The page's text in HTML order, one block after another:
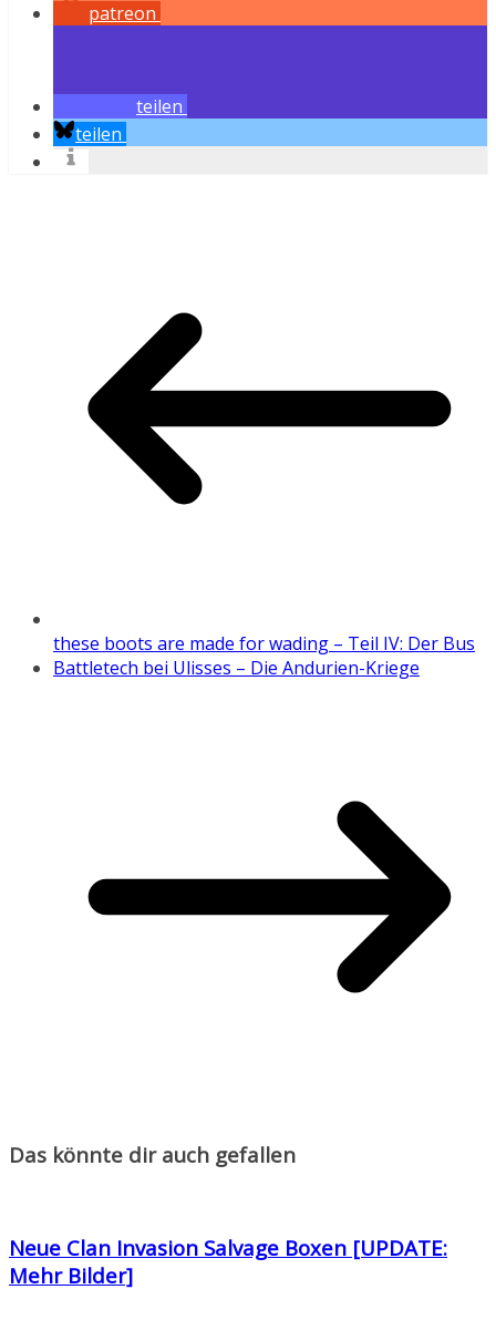
patreon
teilen
teilen
these boots are made for wading – Teil IV: Der Bus
Battletech bei Ulisses – Die Andurien-Kriege
Das könnte dir auch gefallen
Neue Clan Invasion Salvage Boxen [UPDATE:
Mehr Bilder]